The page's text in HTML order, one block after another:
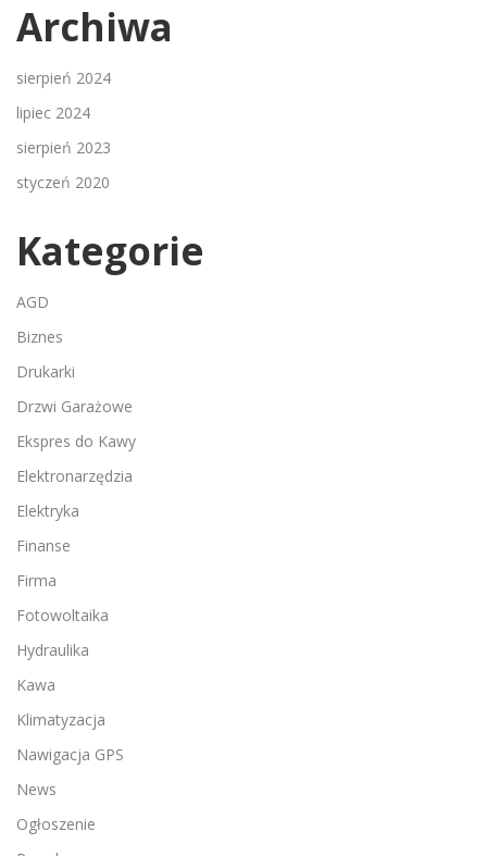
Archiwa
sierpień 2024
lipiec 2024
sierpień 2023
styczeń 2020
Kategorie
AGD
Biznes
Drukarki
Drzwi Garażowe
Ekspres do Kawy
Elektronarzędzia
Elektryka
Finanse
Firma
Fotowoltaika
Hydraulika
Kawa
Klimatyzacja
Nawigacja GPS
News
Ogłoszenie